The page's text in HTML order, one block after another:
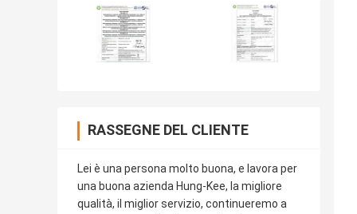
RASSEGNE DEL CLIENTE
Lei è una persona molto buona, e lavora per
una buona azienda Hung-Kee, la migliore
qualità, il miglior servizio, continueremo a